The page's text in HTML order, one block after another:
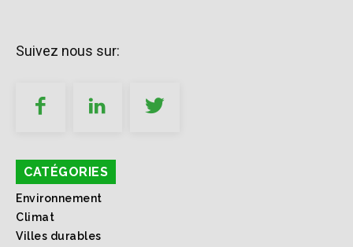
Suivez nous sur:
CATÉGORIES
Environnement
Climat
Villes durables